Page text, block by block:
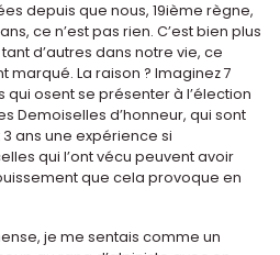
depuis que nous, 19ième règne,
ce n’est pas rien. C’est bien plus
d’autres dans notre vie, ce
La raison ? Imaginez 7
qui osent se présenter à l’élection
Demoiselles d’honneur, qui sont
ans une expérience si
qui l’ont vécu peuvent avoir
que cela provoque en
je me sentais comme un